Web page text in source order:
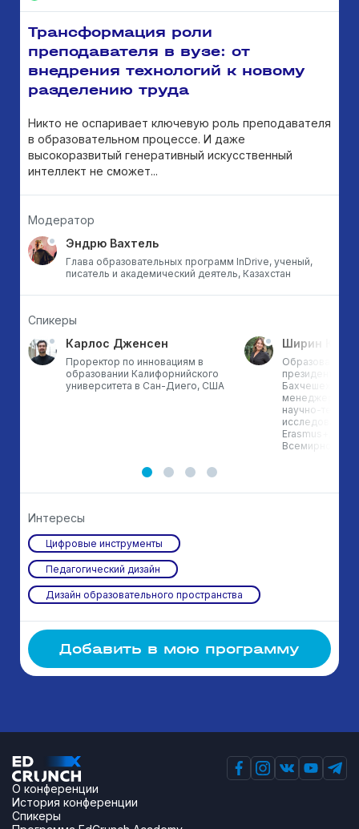
Трансформация роли
преподавателя в вузе: от
внедрения технологий к новому
разделению труда
Никто не оспаривает ключевую роль преподавателя
в образовательном процессе. И даже
высокоразвитый генеративный искусственный
интеллект не сможет...
Модератор
Эндрю Вахтель
Глава образовательных программ InDrive, ученый,
писатель и академический деятель, Казахстан
Спикеры
Карлос Дженсен
Проректор по инновациям в
образовании Калифорнийского
университета в Сан-Диего, США
Ширин
президент
Бахчешехир;
менеджер
научно-
исследований
Erasmus+,
Всемирного
Интересы
Цифровые инструменты
Педагогический дизайн
Дизайн образовательного пространства
Добавить в мою программу
О конференции
История конференции
Спикеры